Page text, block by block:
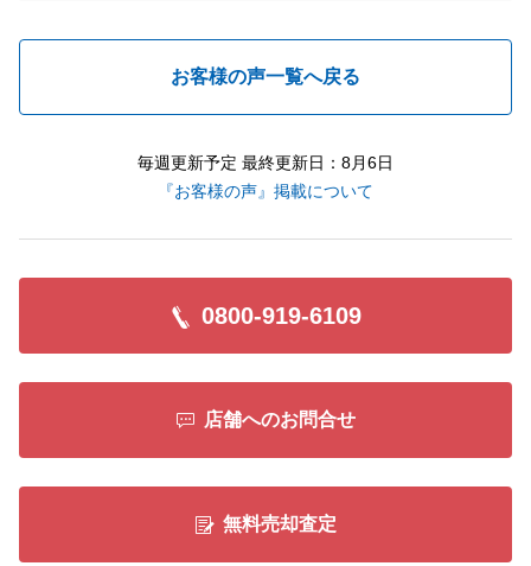
お客様の声一覧へ戻る
毎週更新予定 最終更新日：8月6日
『お客様の声』掲載について
0800-919-6109
店舗へのお問合せ
無料売却査定